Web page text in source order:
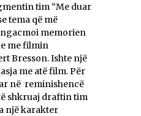
tim “Me duar
tema që më
memorien
me filmin
Bresson. Ishte një
me atë film. Për
në reminishencë
shkruaj draftin tim
një karakter